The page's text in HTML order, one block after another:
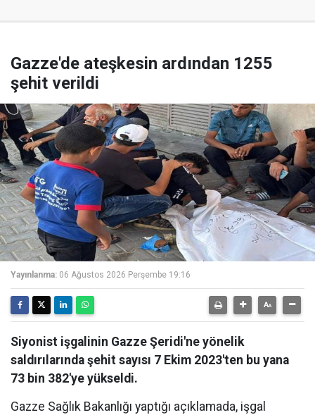
Gazze'de ateşkesin ardından 1255
şehit verildi
Yayınlanma: 06 Ağustos 2026 Perşembe 19:16
Siyonist işgalinin Gazze Şeridi'ne yönelik
saldırılarında şehit sayısı 7 Ekim 2023'ten bu yana
73 bin 382'ye yükseldi.
Gazze Sağlık Bakanlığı yaptığı açıklamada, işgal